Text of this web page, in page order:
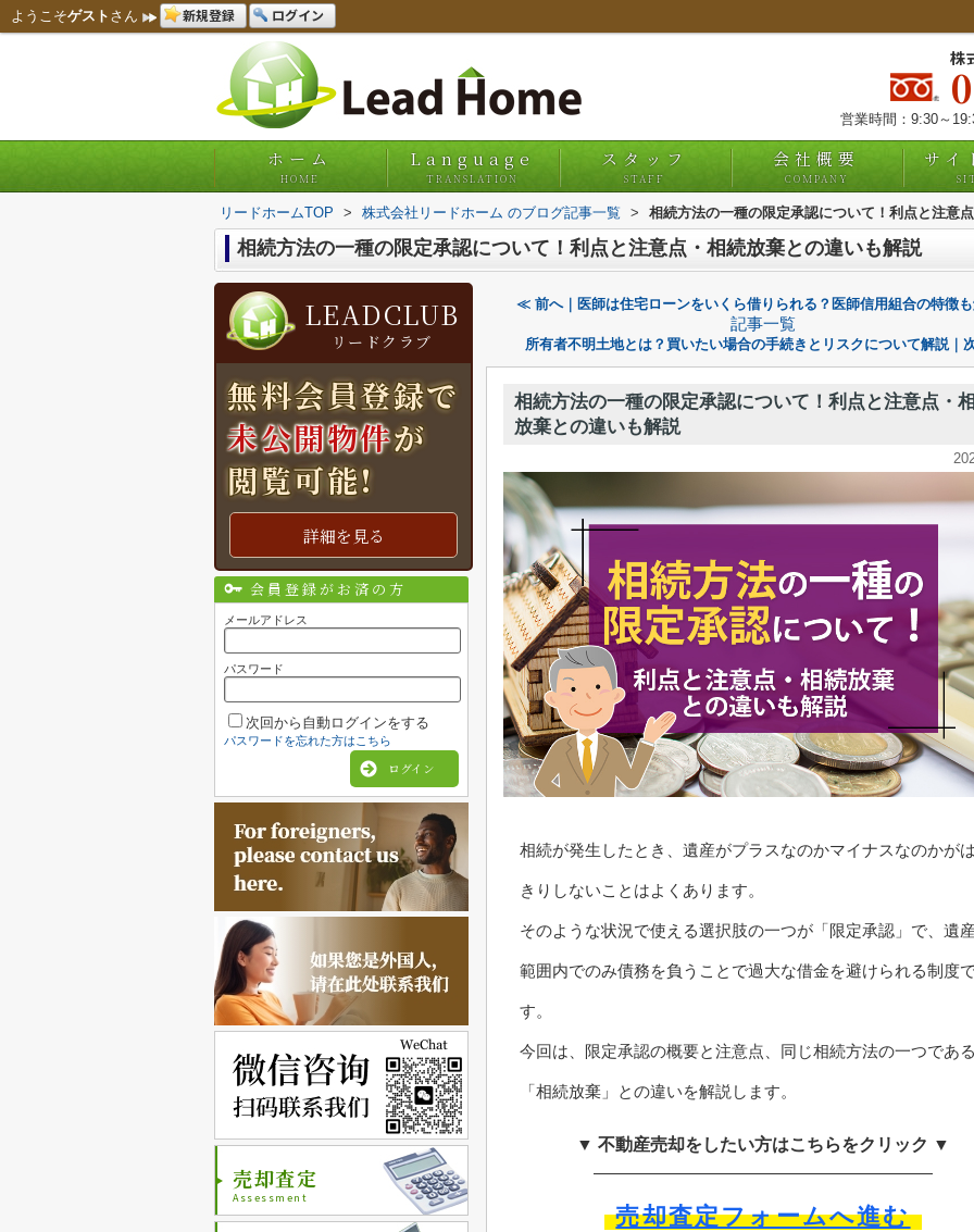
ようこそゲスト さん 新規登録 ログイン
株
営業時間：9:30～
ホーム
HOME
Language
TRANSLATION
スタッフ
STAFF
会社概要
COMPANY
サイ
リードホームTOP > 株式会社リードホーム のブログ記事一覧 > 相続方法の一種の限定承認について！利点と注意
相続方法の一種の限定承認について！利点と注意点・相続放棄との違いも解説
≪ 前へ｜医師は住宅ローンをいくら借りられる？医師信用組合の特徴
記事一覧
所有者不明土地とは？買いたい場合の手続きとリスクについて解説｜
相続方法の一種の限定承認について！利点と注意点・
放棄との違いも解説
相続が発生したとき、遺産がプラスなのかマイナスなのかが
きりしないことはよくあります。
そのような状況で使える選択肢の一つが「限定承認」で、遺
範囲内でのみ債務を負うことで過大な借金を避けられる制度
す。
今回は、限定承認の概要と注意点、同じ相続方法の一つである
「相続放棄」との違いを解説します。
▼ 不動産売却をしたい方はこちらをクリック ▼
売却査定フォームへ進む
LEADCLUB
リードクラブ
無料会員登録で
未公開物件が
閲覧可能!
詳細を見る
会員登録がお済の方
メールアドレス
パスワード
次回から自動ログインをする
パスワードを忘れた方はこちら
ログイン
売却査定
Assessment